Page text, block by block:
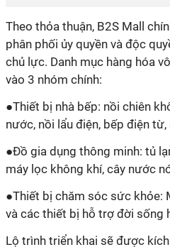
Theo thỏa thuận, B2S Mall
phân phối ủy quyền và độc
chủ lực. Danh mục hàng hóa
vào 3 nhóm chính:
●Thiết bị nhà bếp: nồi chiên
nước, nồi lẩu điện, bếp điện từ,
●Đồ gia dụng thông minh: tủ
máy lọc không khí, cây nước
●Thiết bị chăm sóc sức khỏe:
và các thiết bị hỗ trợ đời sống
Lộ trình triển khai sẽ được